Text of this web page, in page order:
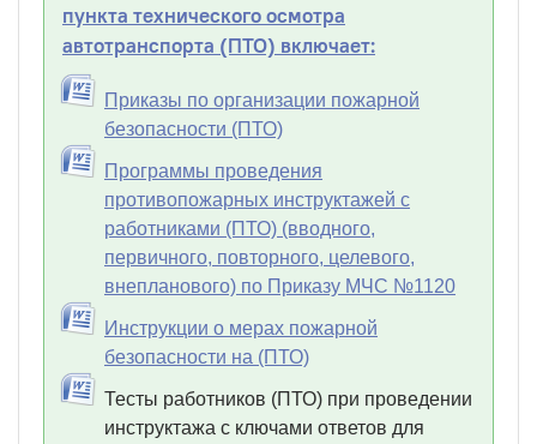
пункта технического осмотра
автотранспорта (ПТО) включает:
Приказы по организации пожарной
безопасности (ПТО)
Программы проведения
противопожарных инструктажей с
работниками (ПТО) (вводного,
первичного, повторного, целевого,
внепланового) по Приказу МЧС №1120
Инструкции о мерах пожарной
безопасности на (ПТО)
Тесты работников (ПТО) при проведении
инструктажа с ключами ответов для